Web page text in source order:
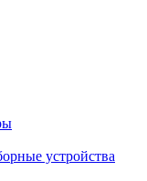
устройства